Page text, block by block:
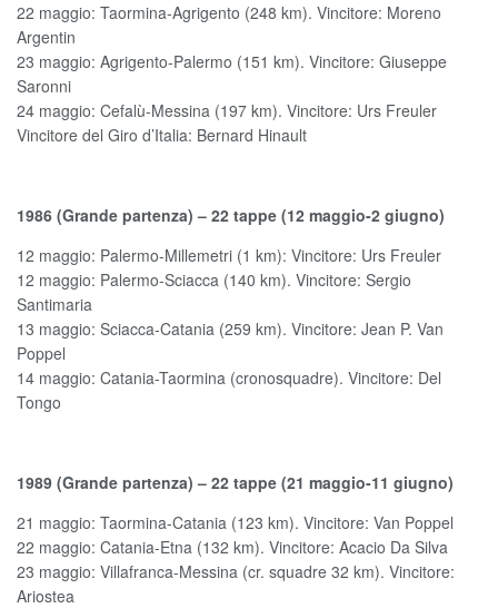
22 maggio: Taormina-Agrigento (248 km). Vincitore: Moreno
Argentin
23 maggio: Agrigento-Palermo (151 km). Vincitore: Giuseppe
Saronni
24 maggio: Cefalù-Messina (197 km). Vincitore: Urs Freuler
Vincitore del Giro d’Italia: Bernard Hinault
1986 (Grande partenza) – 22 tappe (12 maggio-2 giugno)
12 maggio: Palermo-Millemetri (1 km): Vincitore: Urs Freuler
12 maggio: Palermo-Sciacca (140 km). Vincitore: Sergio
Santimaria
13 maggio: Sciacca-Catania (259 km). Vincitore: Jean P. Van
Poppel
14 maggio: Catania-Taormina (cronosquadre). Vincitore: Del
Tongo
1989 (Grande partenza) – 22 tappe (21 maggio-11 giugno)
21 maggio: Taormina-Catania (123 km). Vincitore: Van Poppel
22 maggio: Catania-Etna (132 km). Vincitore: Acacio Da Silva
23 maggio: Villafranca-Messina (cr. squadre 32 km). Vincitore:
Ariostea